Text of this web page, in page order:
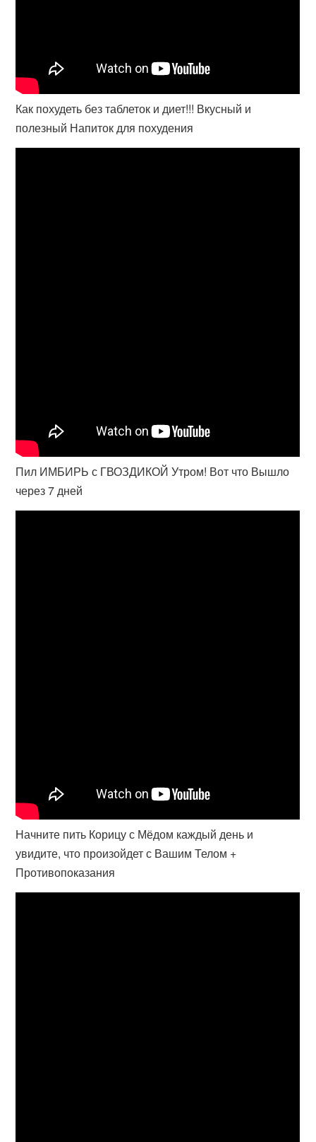
Как похудеть без таблеток и диет!!! Вкусный и
полезный Напиток для похудения
Пил ИМБИРЬ с ГВОЗДИКОЙ Утром! Вот что Вышло
через 7 дней
Начните пить Корицу с Мёдом каждый день и
увидите, что произойдет с Вашим Телом +
Противопоказания